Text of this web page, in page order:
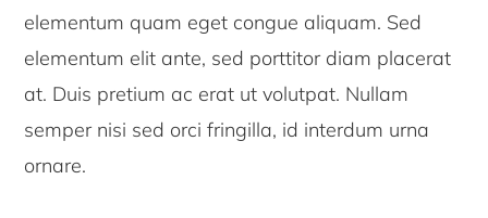
elementum quam eget congue aliquam. Sed
elementum elit ante, sed porttitor diam placerat
at. Duis pretium ac erat ut volutpat. Nullam
semper nisi sed orci fringilla, id interdum urna
ornare.